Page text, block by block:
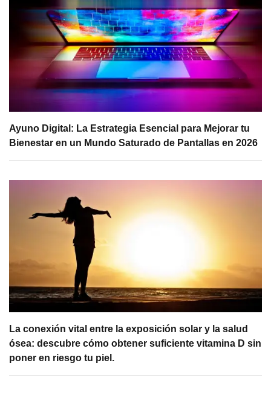
Ayuno Digital: La Estrategia Esencial para Mejorar tu
Bienestar en un Mundo Saturado de Pantallas en 2026
La conexión vital entre la exposición solar y la salud
ósea: descubre cómo obtener suficiente vitamina D sin
poner en riesgo tu piel.